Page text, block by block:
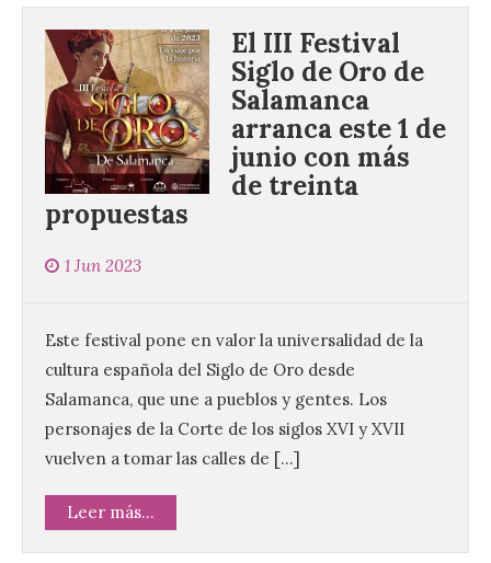
El III Festival
Siglo de Oro de
Salamanca
arranca este 1 de
junio con más
de treinta
propuestas
1 Jun 2023
Este festival pone en valor la universalidad de la
cultura española del Siglo de Oro desde
Salamanca, que une a pueblos y gentes. Los
personajes de la Corte de los siglos XVI y XVII
vuelven a tomar las calles de […]
Leer más...